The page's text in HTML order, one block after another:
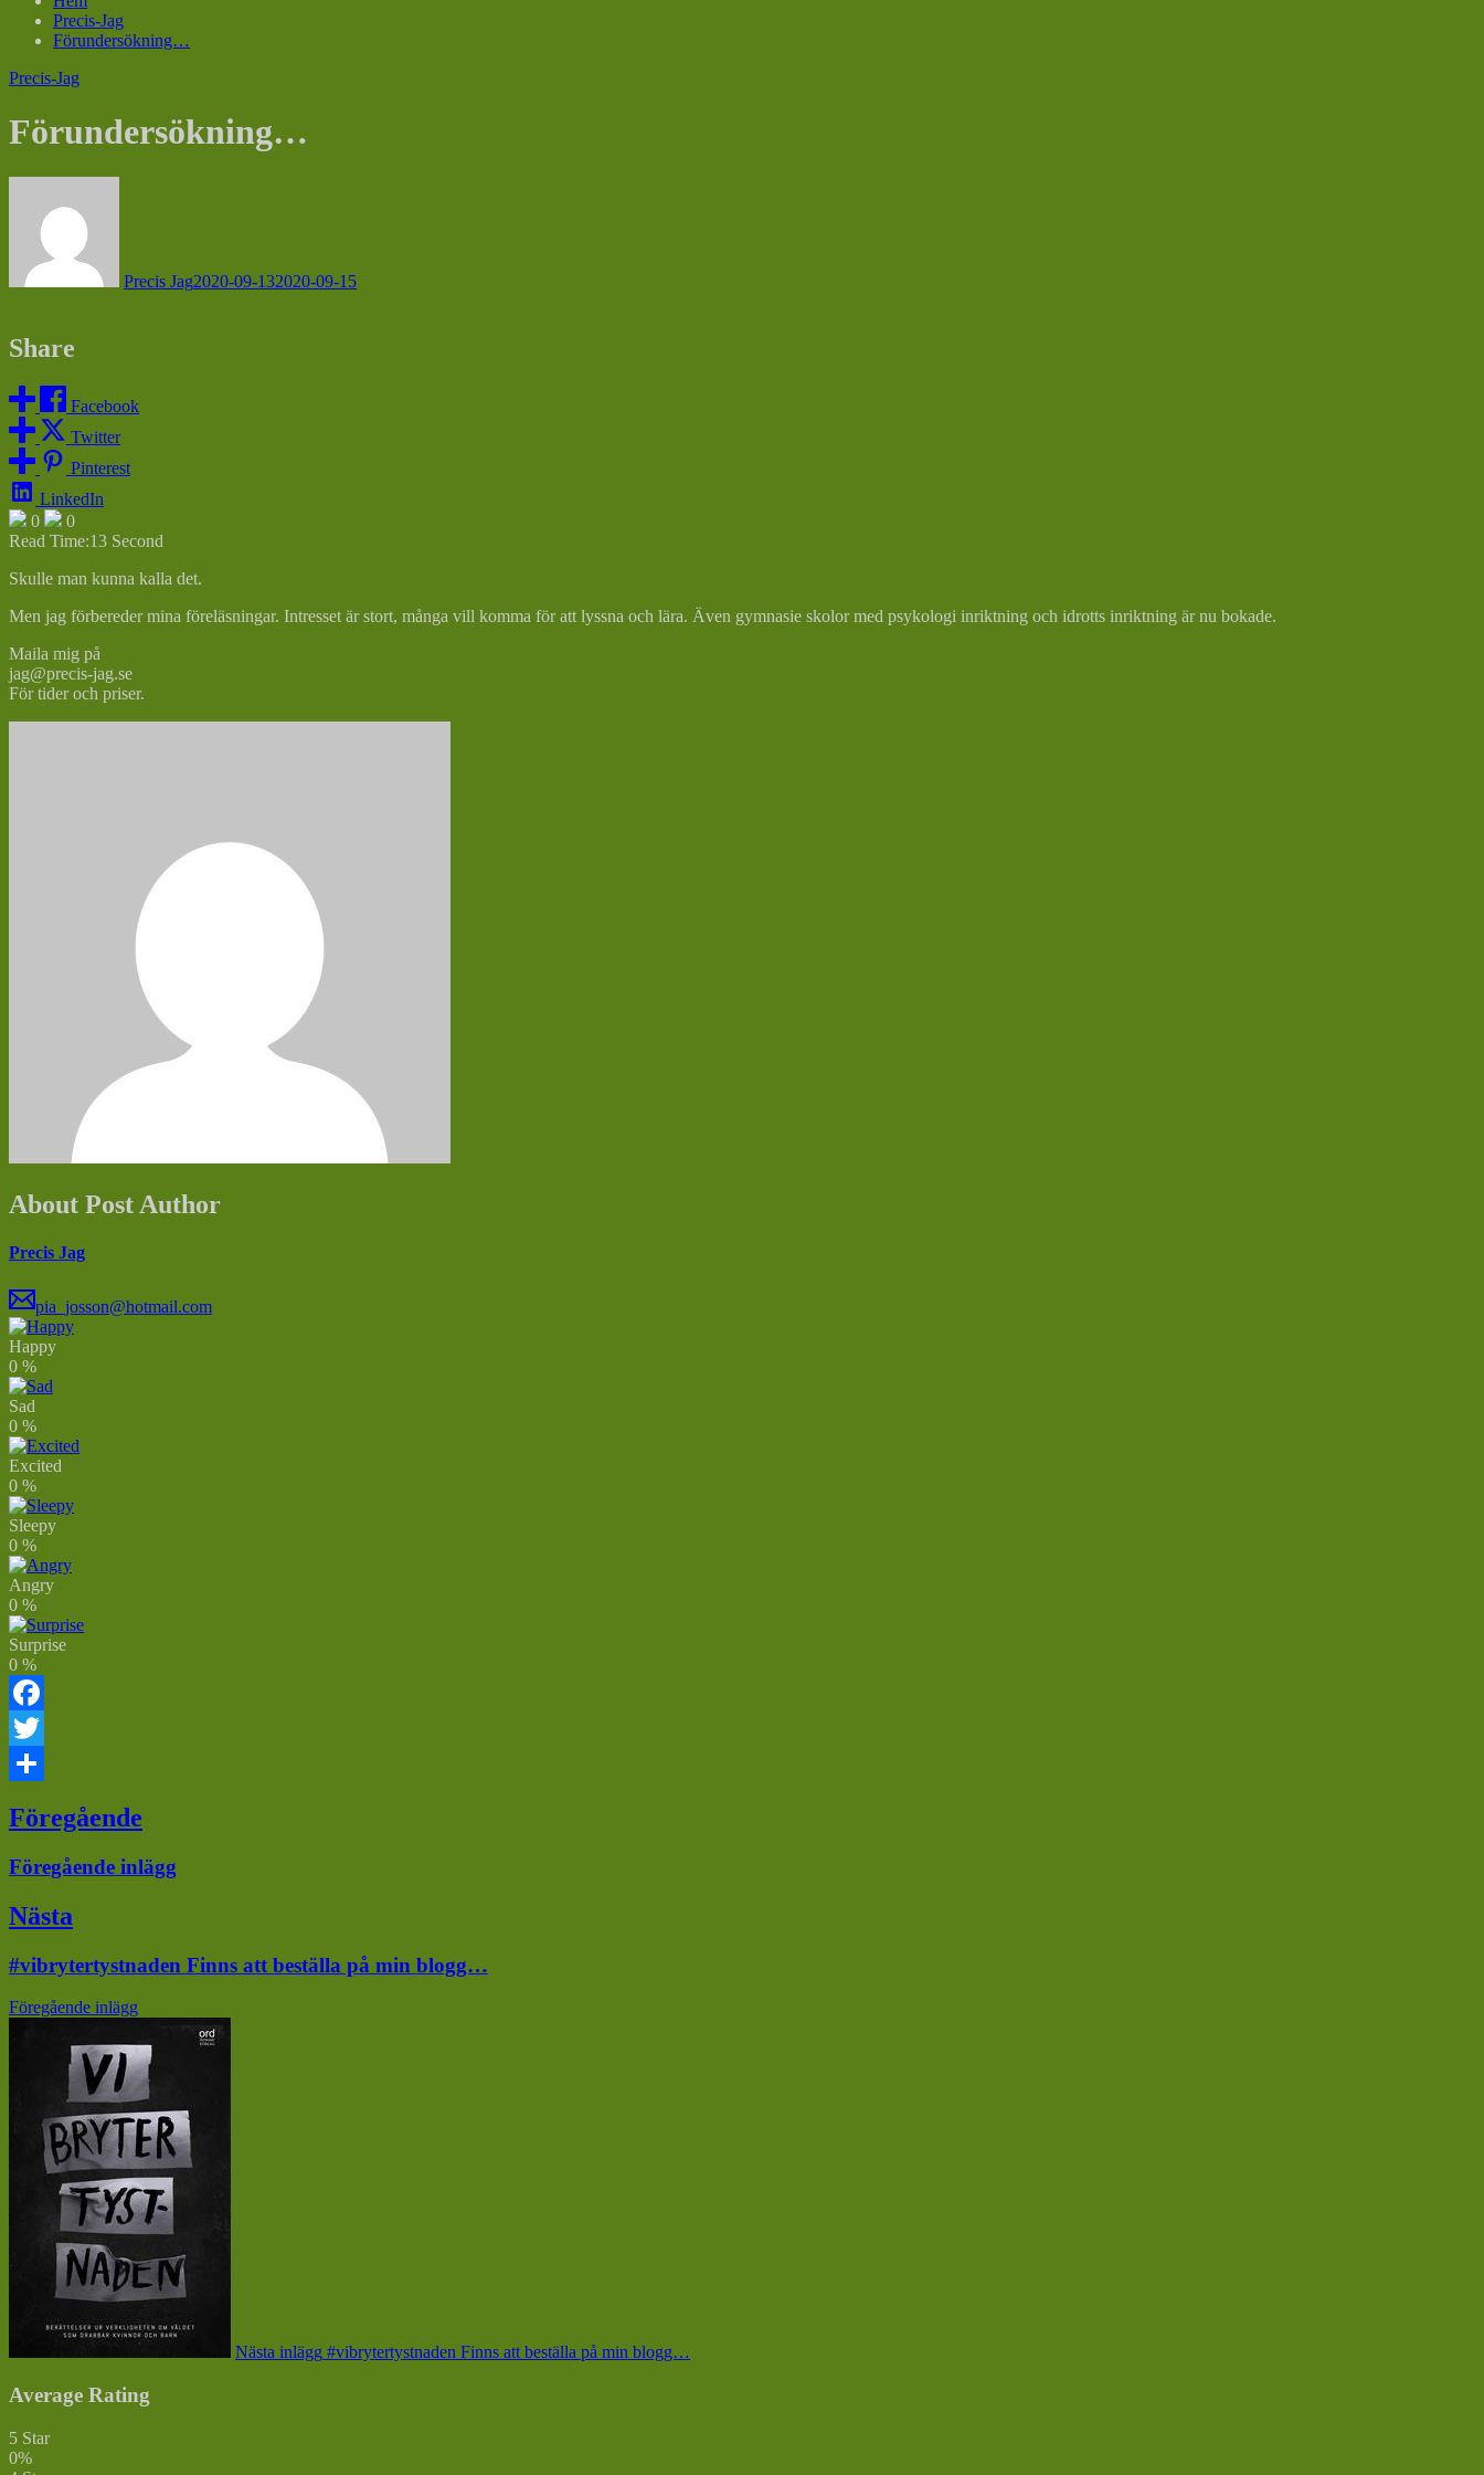
Precis-Jag
Förundersökning…
Precis-Jag
Förundersökning…
Precis Jag2020-09-132020-09-15
Share
Facebook
Twitter
Pinterest
LinkedIn
0
0
Read Time:13 Second
Skulle man kunna kalla det.
Men jag förbereder mina föreläsningar. Intresset är stort, många vill komma för att lyssna och lära. Även gymnasie skolor med psykologi inriktning och idrotts inriktning är nu bokade.
Maila mig på
jag@precis-jag.se
För tider och priser.
About Post Author
Precis Jag
pia_josson@hotmail.com
Happy
0 %
Sad
0 %
Excited
0 %
Sleepy
0 %
Angry
0 %
Surprise
0 %
Facebook
Twitter
Inläggsnavigering
Föregående
Föregående
inlägg:
Föregående inlägg
Nästa
Nästa
#vibrytertystnaden Finns att beställa på min blogg…
Föregående inlägg
Nästa inlägg #vibrytertystnaden Finns att beställa på min blogg…
Average Rating
5 Star
0%